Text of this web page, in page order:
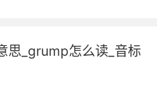
砍头
of the princess's
思_grump怎么读_音标